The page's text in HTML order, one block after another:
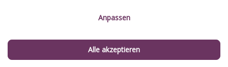
Nachhaltigkeit
Kontakt
Service-Kontrolle
Anpassen
Alle akzeptieren